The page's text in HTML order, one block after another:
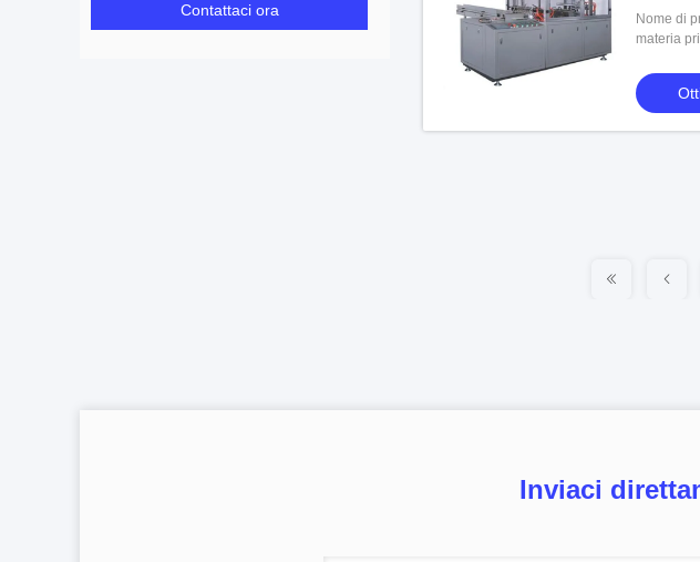
Contattaci ora
Nome di
del
materia
Inviaci